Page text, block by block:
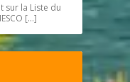
sur la Liste du
[…]